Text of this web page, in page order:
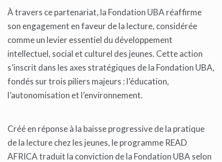
À travers ce partenariat, la Fondation UBA réaffirme
son engagement en faveur de la lecture, considérée
comme un levier essentiel du développement
intellectuel, social et culturel des jeunes. Cette action
s’inscrit dans les axes stratégiques de la Fondation UBA,
fondés sur trois piliers majeurs : l’éducation,
l’autonomisation et l’environnement.
Créé en réponse à la baisse progressive de la pratique
de la lecture chez les jeunes, le programme READ
AFRICA traduit la conviction de la Fondation UBA selon